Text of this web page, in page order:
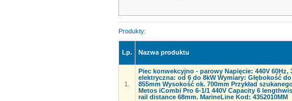
Produkty:
Lp. Nazwa produktu
1.
Piec konwekcyjno - parowy Napięcie: 440V 60Hz,
elektryczna: od 6 do 8kW Wymiary: Głębokość
855mm Wysokość ok. 700mm Przykład
Metos iCombi Pro 6-1/1 440V Capacity 6
rail distance 68mm. MarineLine Kod: 4352010MM